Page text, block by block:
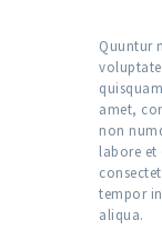
Quuntur
amet,
non
labore
tempor
aliqua.